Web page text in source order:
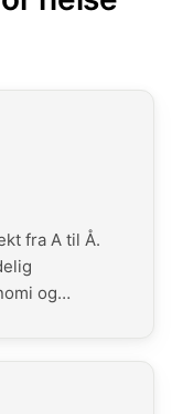
fra A til Å.
og
alt fra